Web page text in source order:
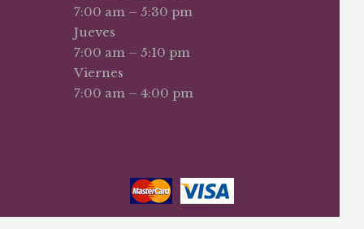
7:00 am – 5:30 pm
Jueves
7:00 am – 5:10 pm
Viernes
7:00 am – 4:00 pm